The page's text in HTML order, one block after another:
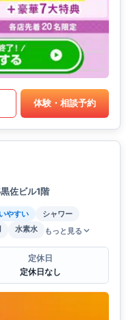
体験・相談予約
佐ビル1階
やすい
シャワー
水素水 もっと見る
定休日
定休日なし